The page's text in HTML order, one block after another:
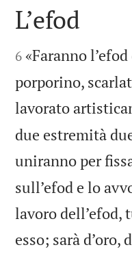

L’efod

6 «Faranno
porporino,
lavorato
due estremità
uniranno per
sull’efod e lo
lavoro dell’efod,
esso; sarà